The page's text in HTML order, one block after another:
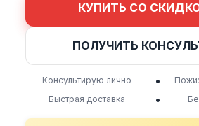
КУПИТЬ СО
ПОЛУЧИТЬ
Консультирую лично •
Быстрая доставка
•